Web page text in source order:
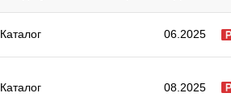
Каталог 06.2025
Каталог 08.2025